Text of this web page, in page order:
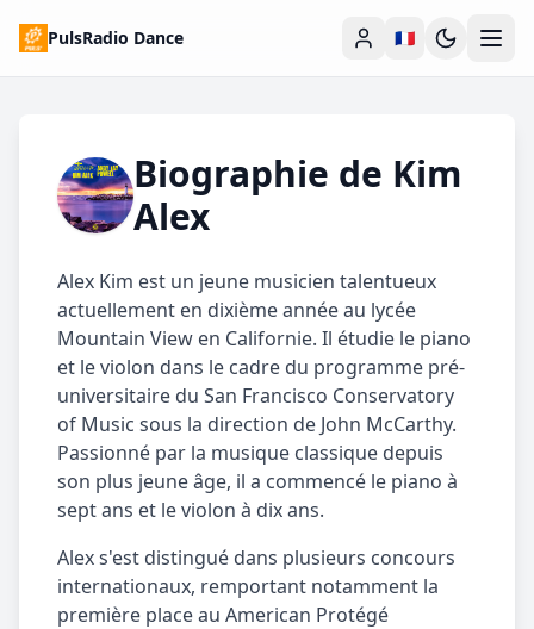
PulsRadio Dance 🇫🇷
Biographie de Kim
Alex
Alex Kim est un jeune musicien talentueux
actuellement en dixième année au lycée
Mountain View en Californie. Il étudie le piano
et le violon dans le cadre du programme pré-
universitaire du San Francisco Conservatory
of Music sous la direction de John McCarthy.
Passionné par la musique classique depuis
son plus jeune âge, il a commencé le piano à
sept ans et le violon à dix ans.
Alex s'est distingué dans plusieurs concours
internationaux, remportant notamment la
première place au American Protégé